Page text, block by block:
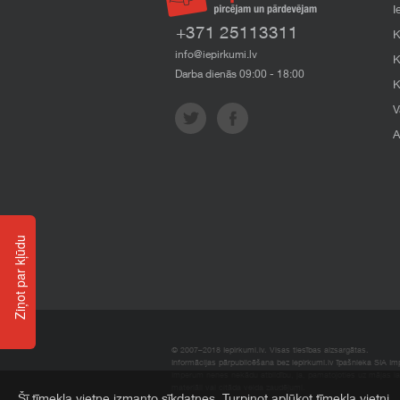
+371 25113311
info@iepirkumi.lv
Darba dienās 09:00 - 18:00
© 2007–2018 Iepirkumi.lv. Visas tiesības aizsargātas.
Informācijas pārpublicēšana bez iepirkumi.lv īpašnieka SIA
Ziņot par kļūdu